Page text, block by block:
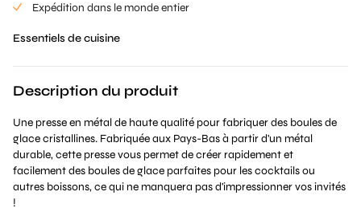
Expédition dans le monde entier
Essentiels de cuisine
Description du produit
Une presse en métal de haute qualité pour fabriquer des boules de
glace cristallines. Fabriquée aux Pays-Bas à partir d'un métal
durable, cette presse vous permet de créer rapidement et
facilement des boules de glace parfaites pour les cocktails ou
autres boissons, ce qui ne manquera pas d'impressionner vos invités
!